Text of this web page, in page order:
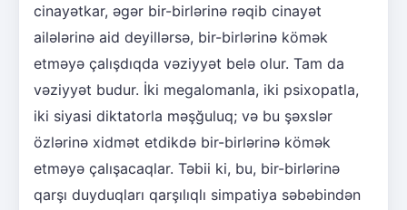
cinayətkar, əgər bir-birlərinə rəqib cinayət
ailələrinə aid deyillərsə, bir-birlərinə kömək
etməyə çalışdıqda vəziyyət belə olur. Tam da
vəziyyət budur. İki megalomanla, iki psixopatla,
iki siyasi diktatorla məşğuluq; və bu şəxslər
özlərinə xidmət etdikdə bir-birlərinə kömək
etməyə çalışacaqlar. Təbii ki, bu, bir-birlərinə
qarşı duyduqları qarşılıqlı simpatiya səbəbindən